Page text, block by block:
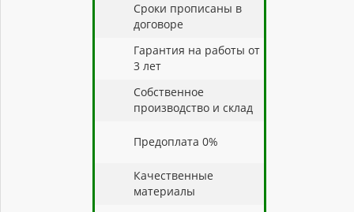
Cроки прописаны в
договоре
Гарантия на работы от
3 лет
Собственное
производство и склад
Предоплата 0%
Качественные
материалы